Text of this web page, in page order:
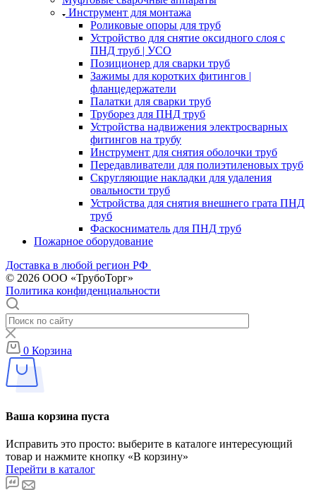
Инструмент для монтажа
Роликовые опоры для труб
Устройство для снятие оксидного слоя с
ПНД труб | УСО
Позиционер для сварки труб
Зажимы для коротких фитингов |
фланцедержатели
Палатки для сварки труб
Труборез для ПНД труб
Устройства надвижения электросварных
фитингов на трубу
Инструмент для снятия оболочки труб
Передавливатели для полиэтиленовых труб
Скругляющие накладки для удаления
овальности труб
Устройства для снятия внешнего грата ПНД
труб
Фаскосниматель для ПНД труб
Пожарное оборудование
Доставка в любой регион РФ
© 2026 ООО «ТрубоТорг»
Политика конфиденциальности
0 Корзина
Ваша корзина пуста
Исправить это просто: выберите в каталоге интересующий
товар и нажмите кнопку «В корзину»
Перейти в каталог